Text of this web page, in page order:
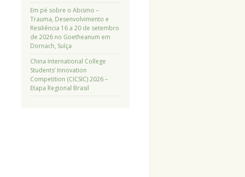
Em pé sobre o Abismo –
Trauma, Desenvolvimento e
Resiliência 16 a 20 de setembro
de 2026 no Goetheanum em
Dornach, Suíça
China International College
Students’ Innovation
Competition (CICSIC) 2026 –
Etapa Regional Brasil